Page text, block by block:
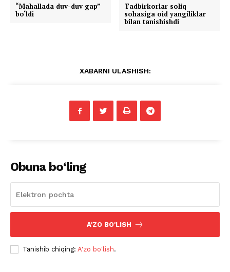
“Mahallada duv-duv gap”
bo‘ldi
Tadbirkorlar soliq
sohasiga oid yangiliklar
bilan tanishishdi
XABARNI ULASHISH:
Obuna bo‘ling
A'ZO BO'LISH
Tanishib chiqing: A'zo bo'lish.